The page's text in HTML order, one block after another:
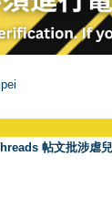
帖文批涉虐兒